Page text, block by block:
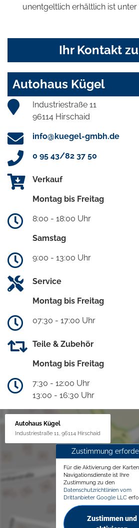
unentgeltlich erhältlich ist unter
Ihr Kontakt
Autohaus Kügel
Industriestraße 11
96114 Hirschaid
info@kuegel-gmbh.de
0 95 43/82 37 50
Verkauf
Montag bis Freitag
8:00 - 18:00 Uhr
Samstag
9:00 - 13:00 Uhr
Service
Montag bis Freitag
07:30 - 17:00 Uhr
Teile & Zubehör
Montag bis Freitag
7:30 - 12:00 Uhr
13:00 - 16:30 Uhr
Autohaus Kügel
Industriestraße 11, 96114 Hirschaid
Zustimmung
Für die Aktivierung der
Navigationsdienste ist Ihre
Zustimmung zu den
Datenschutzrichtlinien vom
Drittanbieter Google LLC
Zustimmen und